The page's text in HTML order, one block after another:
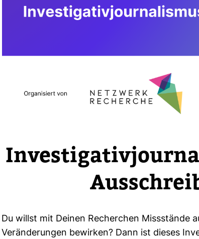
Du willst mit Deinen Recher­chen Miss­stände
Ver­än­de­rungen bewirken? Dann ist dieses